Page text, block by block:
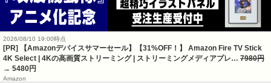
2026/08/10 19:00時点
[PR] 【Amazonデバイスサマーセール】【31%OFF！】 Amazon Fire TV Stick
4K Select | 4Kの高画質ストリーミング | ストリーミングメディアプレ… 7980円
→ 5480円
Amazon